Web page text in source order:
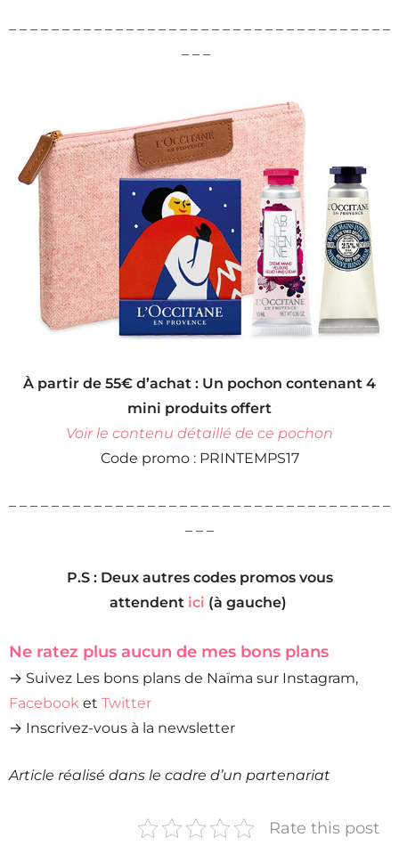
– – – – – – – – – – – – – – – – – – – – – – – – – – – – – – – – – – – –
– – –
À partir de 55€ d’achat : Un pochon contenant 4
mini produits offert
Voir le contenu détaillé de ce pochon
Code promo : PRINTEMPS17
– – – – – – – – – – – – – – – – – – – – – – – – – – – – – – – – – – – –
– – –
P.S : Deux autres codes promos vous
attendent ici (à gauche)
Ne ratez plus aucun de mes bons plans
→ Suivez Les bons plans de Naïma sur Instagram,
Facebook et Twitter
→ Inscrivez-vous à la newsletter
Article réalisé dans le cadre d’un partenariat
Rate this post